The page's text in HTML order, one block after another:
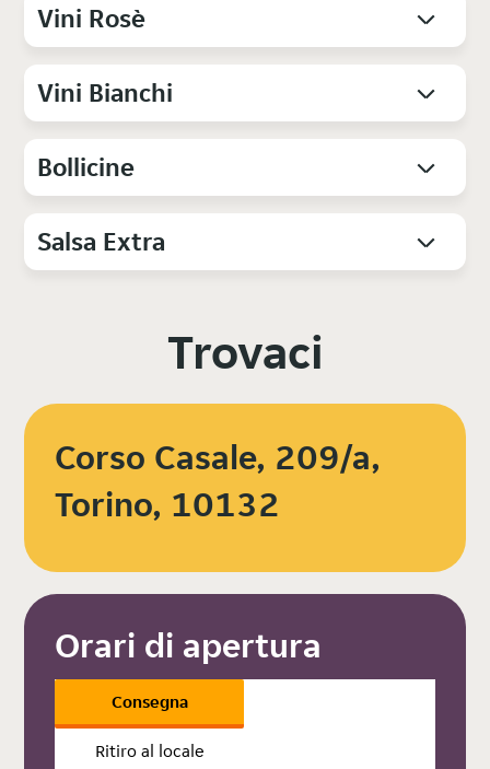
Vini Rosè
Vini Bianchi
Bollicine
Salsa Extra
Trovaci
Corso Casale, 209/a,
Torino, 10132
Orari di apertura
Consegna
Ritiro al locale